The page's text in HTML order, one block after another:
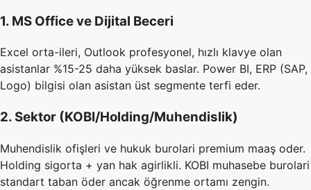
1. MS Office ve Dijital Beceri
Excel orta-ileri, Outlook profesyonel, hızlı klavye olan
asistanlar %15-25 daha yüksek baslar. Power BI, ERP (SAP,
Logo) bilgisi olan asistan üst segmente terfi eder.
2. Sektor (KOBI/Holding/Muhendislik)
Muhendislik ofişleri ve hukuk burolari premium maaş oder.
Holding sigorta + yan hak agirlikli. KOBI muhasebe burolari
standart taban öder ancak öğrenme ortamı zengin.